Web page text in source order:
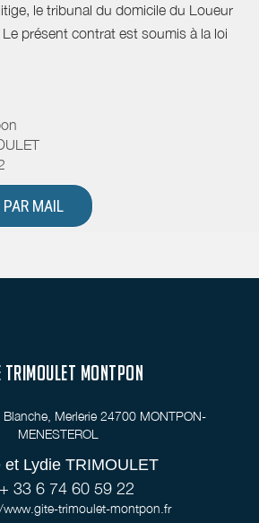
le tribunal du domicile du Loueur
présent contrat est soumis à la loi
PAR MAIL
TRIMOULET MONTPON
Merlerie 24700 MONTPON-
MENESTEROL
et Lydie TRIMOULET
+ 33 6 74 60 59 22
trimoulet-montpon.fr